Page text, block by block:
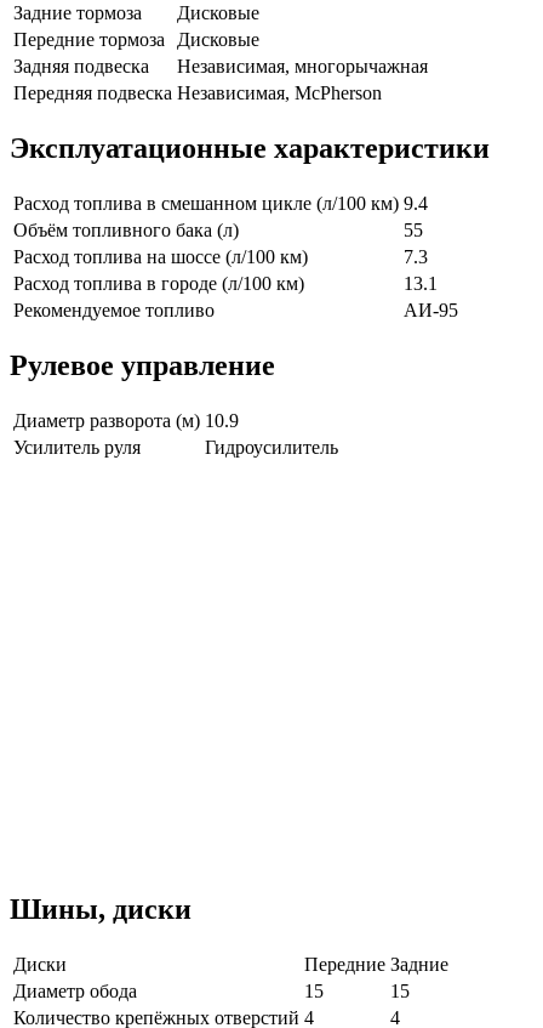
Задние тормоза
Дисковые
Передние тормоза
Дисковые
Задняя подвеска
Независимая, многорычажная
Передняя подвеска Независимая, McPherson
Эксплуатационные характеристики
Расход топлива в смешанном цикле (л/100 км) 9.4
Объём топливного бака (л)
55
Расход топлива на шоссе (л/100 км)
7.3
Расход топлива в городе (л/100 км)
13.1
Рекомендуемое топливо
АИ-95
Рулевое управление
Диаметр разворота (м) 10.9
Усилитель руля
Гидроусилитель
Шины, диски
Диски Передние Задние
Диаметр обода
15
15
Количество крепёжных отверстий 4 4